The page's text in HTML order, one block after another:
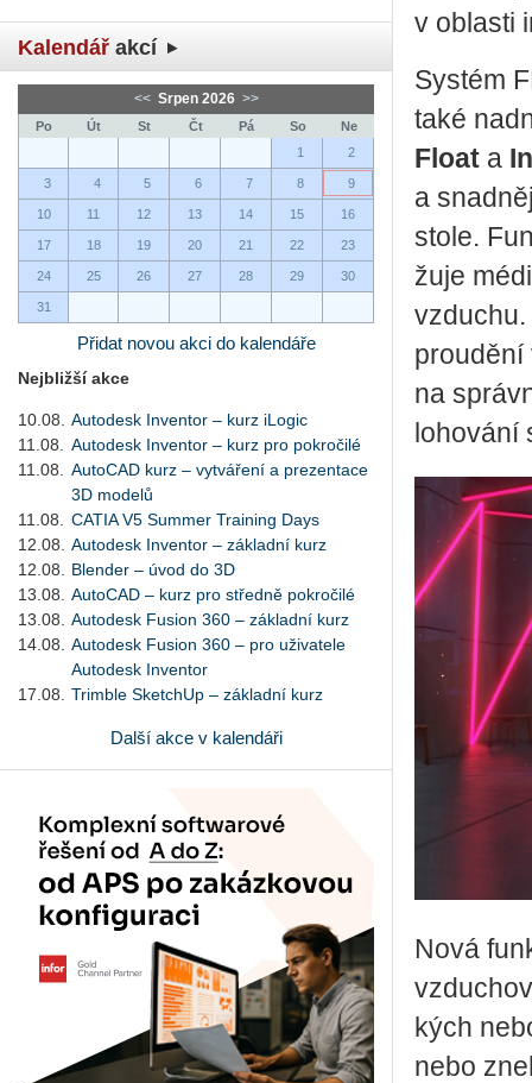
Kalendář akcí
<< Srpen 2026 >>
Po Út St Čt Pá So
Ne
1
2
3 4 5 6 7 8 9
10 11 12 13 14 15 16
17 18 19 20 21 22 23
24 25 26 27 28 29 30
31
Přidat novou akci do kalendáře
Nejbližší akce
10.08.
Autodesk Inventor – kurz iLogic
11.08.
Autodesk Inventor – kurz pro pokročilé
11.08.
AutoCAD kurz – vytváření a prezentace
3D modelů
11.08.
CATIA V5 Summer Training Days
12.08.
Autodesk Inventor – základní kurz
12.08.
Blender – úvod do 3D
13.08.
AutoCAD – kurz pro středně pokročilé
13.08.
Autodesk Fusion 360 – základní kurz
14.08.
Autodesk Fusion 360 – pro uživatele
Autodesk Inventor
17.08.
Trimble SketchUp – základní kurz
Další akce v kalendáři
v ob­las­ti
Sys­tém
také
Float a
a
stole.
žu­je
prou­dě­ní
na
lo­ho­vá­ní
Nová
kých
nebo